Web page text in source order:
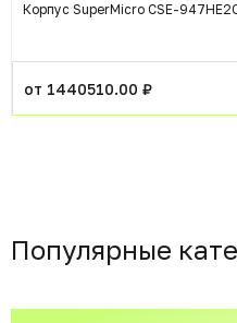
Корпус SuperMicro CSE-
от 1440510.00 ₽
Популярные